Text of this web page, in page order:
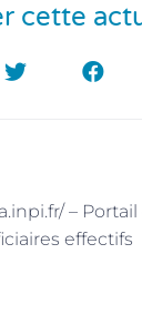
cette
– Portail
effectifs